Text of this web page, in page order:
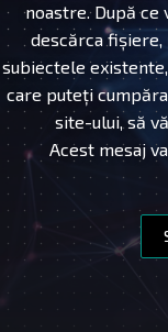
noastre. După
descărca
subiectele
care puteți
site-ului, să
Acest mesaj
WEBSITE